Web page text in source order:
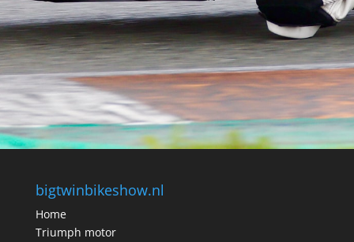
bigtwinbikeshow.nl
Home
Triumph motor